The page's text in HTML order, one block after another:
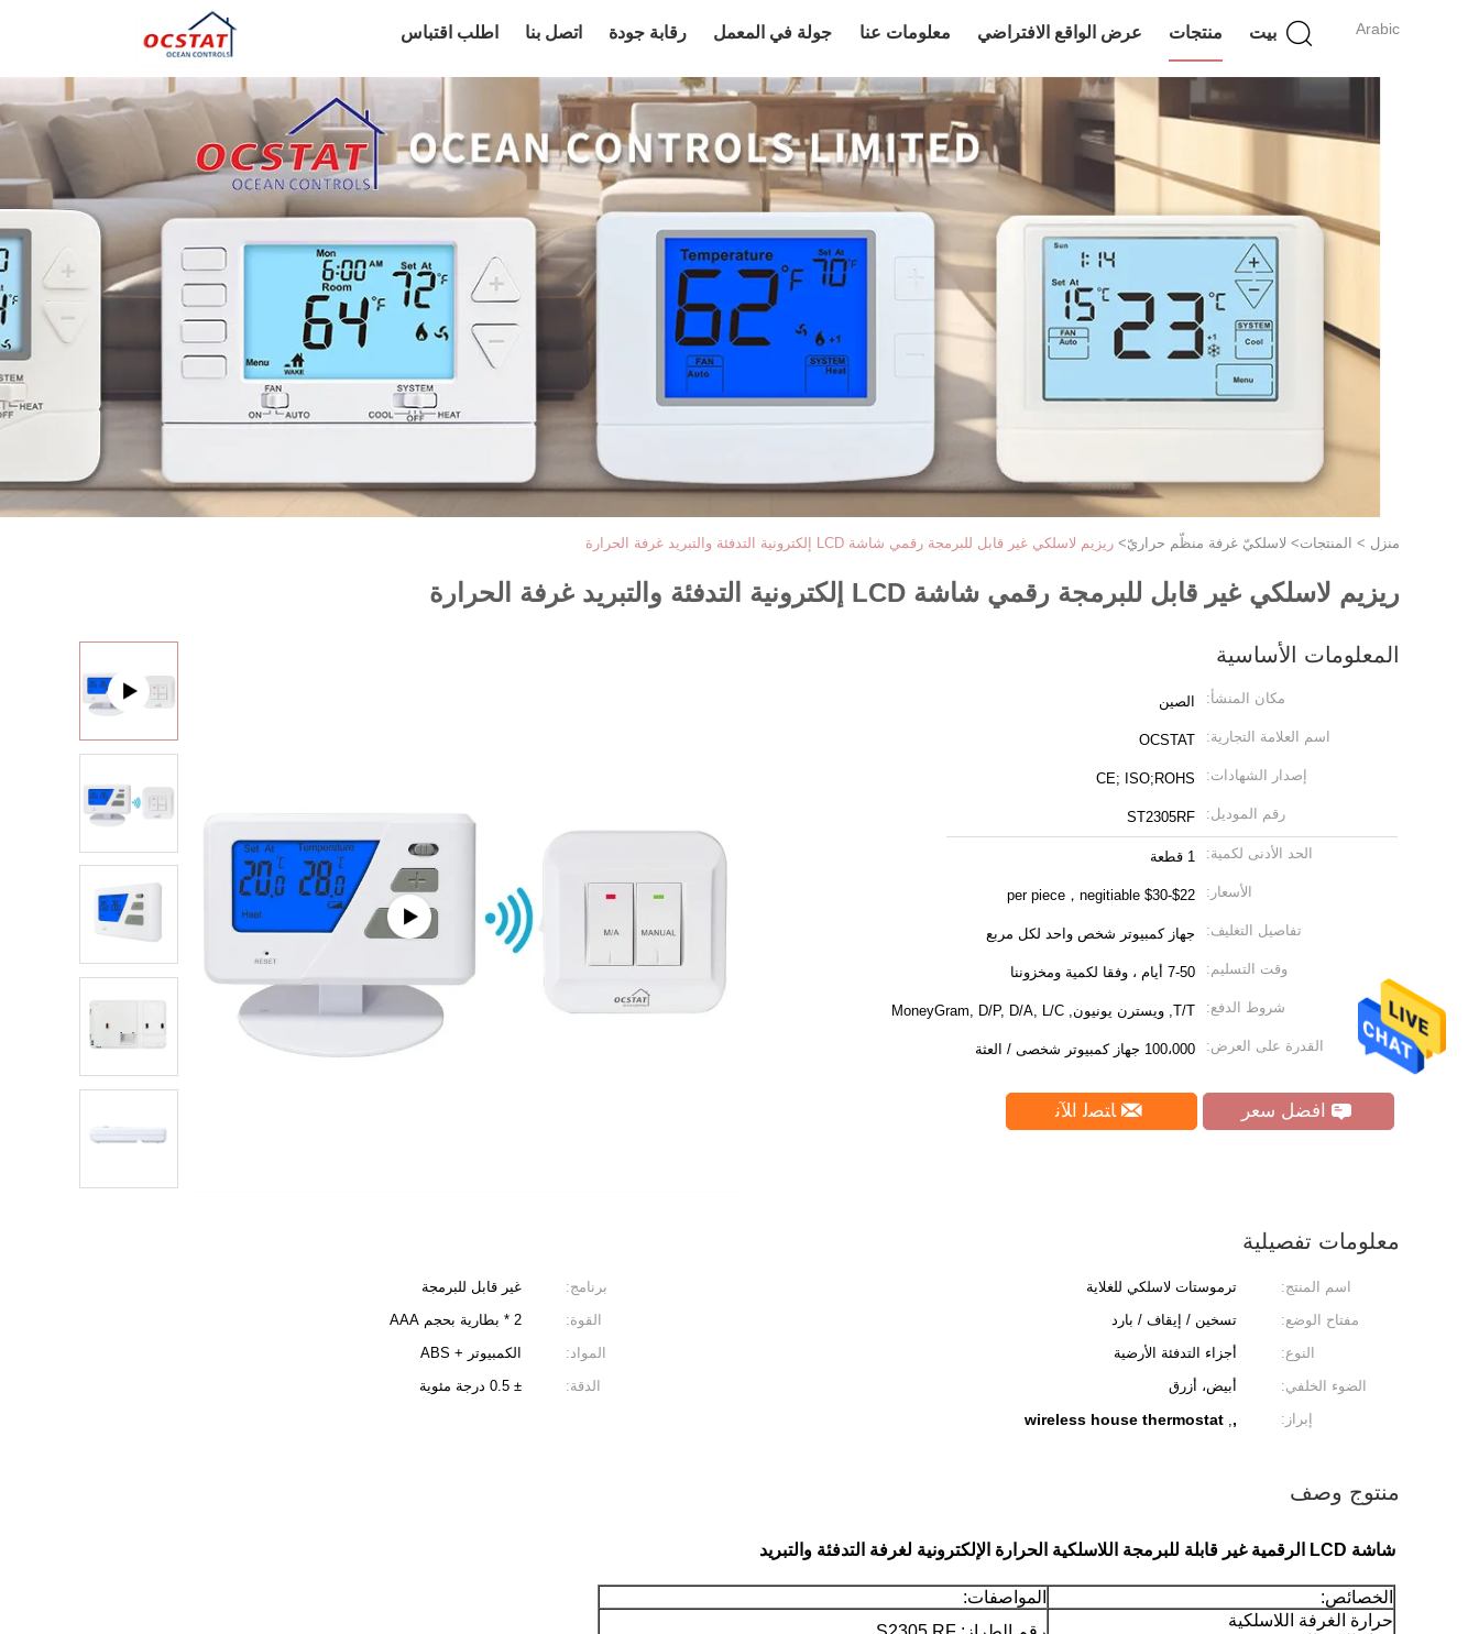
Arabic بيت منتجات عرض الواقع الافتراضي معلومات عنا جولة في المعمل رقابة جودة اتصل بنا اطلب اقتباس
منزل > المنتجات> لاسلكيّ غرفة منظّم حراريّ> ريزيم لاسلكي غير قابل للبرمجة رقمي شاشة LCD إلكترونية التدفئة والتبريد غرفة الحرارة
ريزيم لاسلكي غير قابل للبرمجة رقمي شاشة LCD إلكترونية التدفئة والتبريد غرفة الحرارة
المعلومات الأساسية
مكان المنشأ: الصين
اسم العلامة التجارية: OCSTAT
إصدار الشهادات: CE; ISO;ROHS
رقم الموديل: ST2305RF
الحد الأدنى لكمية: 1 قطعة
الأسعار: $22-$30 per piece，negitiable
تفاصيل التغليف: جهاز كمبيوتر شخص واحد لكل مربع
وقت التسليم: 7-50 أيام ، وفقا لكمية ومخزوننا
شروط الدفع: T/T, ويسترن يونيون, MoneyGram, D/P, D/A, L/C
القدرة على العرض: 100،000 جهاز كمبيوتر شخصى / العثة
افضل سعر ﺎﺘﺼﻟ ﺍﻶﻧ
معلومات تفصيلية
اسم المنتج: ترموستات لاسلكي للغلاية برنامج:
غير قابل للبرمجة
مفتاح الوضع:
تسخين / إيقاف / بارد القوة:
2 * بطارية بحجم AAA
النوع:
أجزاء التدفئة الأرضية المواد:
الكمبيوتر + ABS
الضوء الخلفي:
أبيض، أزرق الدقة:
± 0.5 درجة مئوية
إبراز:
,
,
wireless house thermostat
منتوج وصف
شاشة LCD الرقمية غير قابلة للبرمجة اللاسلكية الحرارة الإلكترونية لغرفة التدفئة والتبريد
الخصائص:
المواصفات:
حرارة الغرفة اللاسلكية